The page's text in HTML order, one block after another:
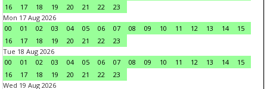
16
17 18 19 20 21 22
23
Mon 17 Aug 2026
00
01 02 03 04 05 06 07 08 09 10 11 12 13 14
15
16
17 18 19 20 21 22
23
Tue 18 Aug 2026
00
01 02 03 04 05 06 07 08 09 10 11 12 13 14
15
16
17 18 19 20 21 22
23
Wed 19 Aug 2026